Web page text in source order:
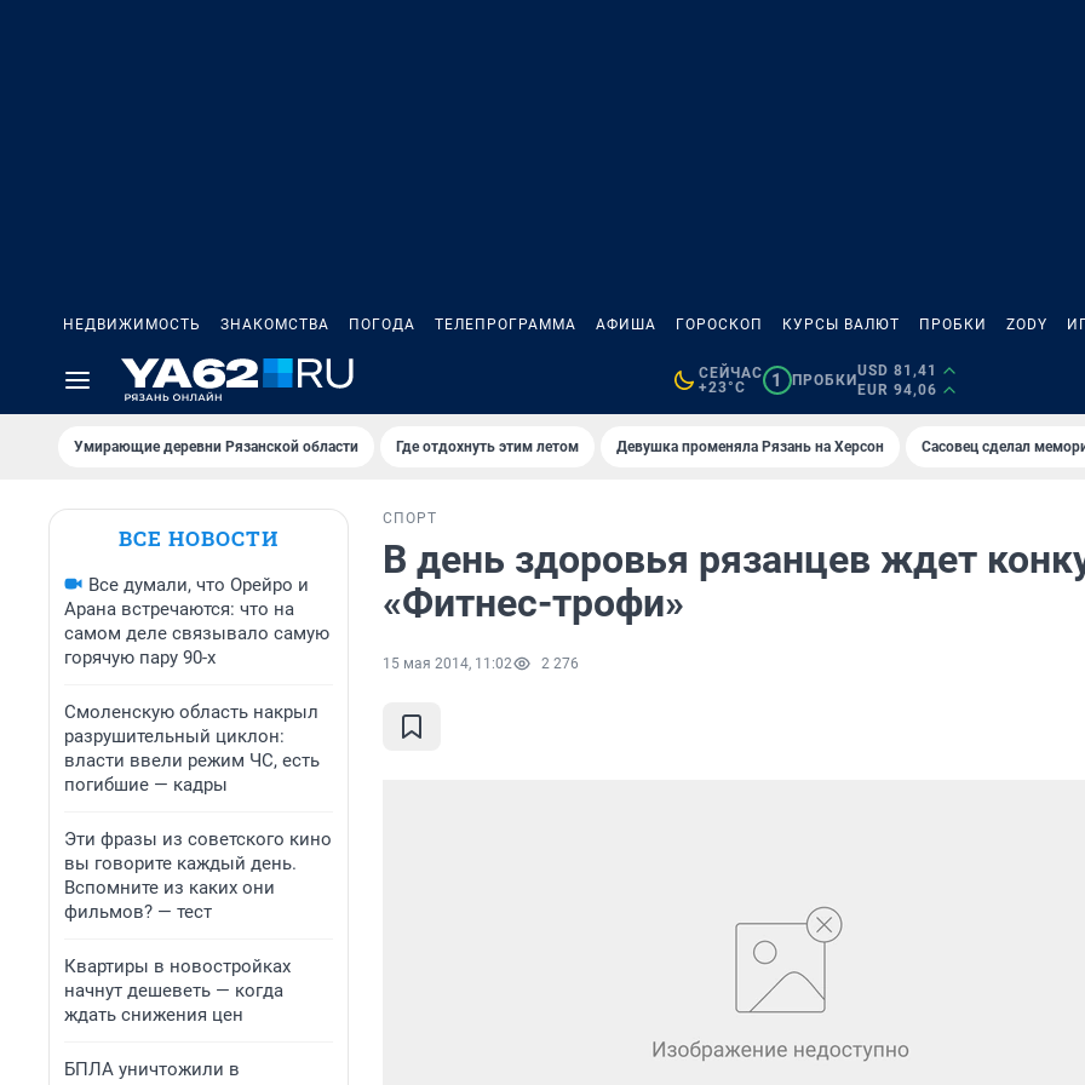
НЕДВИЖИМОСТЬ ЗНАКОМСТВА ПОГОДА ТЕЛЕПРОГРАММА АФИША ГОРОСКОП КУРСЫ ВАЛЮТ ПРОБКИ ZODY
СЕЙЧАС
+23°C
1 ПРОБКИ
USD 81,41
EUR 94,06
Умирающие деревни Рязанской области Где отдохнуть этим летом Девушка променяла Рязань на Херсон Сасовец сделал
ВСЕ НОВОСТИ
Все думали, что Орейро и
Арана встречаются: что на
самом деле связывало самую
горячую пару 90-х
Смоленскую область накрыл
разрушительный циклон:
власти ввели режим ЧС, есть
погибшие — кадры
Эти фразы из советского кино
вы говорите каждый день.
Вспомните из каких они
фильмов? — тест
Квартиры в новостройках
начнут дешеветь — когда
ждать снижения цен
БПЛА уничтожили в
СПОРТ
В день здоровья рязанцев ждет
«Фитнес-трофи»
15 мая 2014, 11:02 2 276